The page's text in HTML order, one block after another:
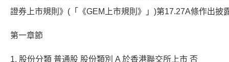
證券上市規則》(「《GEM上市規則》」)第17.27A條作出披
第一章節
1. 股份分類 普通股 股份類別 A 於香港聯交所上市 否